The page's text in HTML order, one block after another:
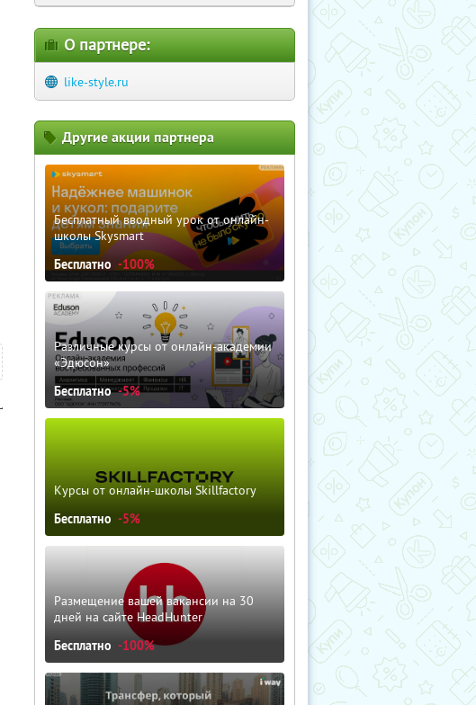
О партнере:
like-style.ru
Другие акции партнера
Бесплатный вводный урок от онлайн-
школы Skysmart
Бесплатно -100%
Различные курсы от онлайн-академии
«Эдюсон»
Бесплатно -5%
Курсы от онлайн-школы Skillfactory
Бесплатно -5%
Размещение вашей вакансии на 30
дней на сайте HeadHunter
Бесплатно -100%